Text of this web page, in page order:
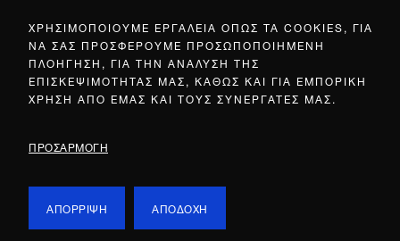
ΧΡΗΣΙΜΟΠΟΙΟΥΜΕ ΕΡΓΑΛΕΙΑ ΟΠΩΣ ΤΑ COOKIES, ΓΙΑ
ΝΑ ΣΑΣ ΠΡΟΣΦΕΡΟΥΜΕ ΠΡΟΣΩΠΟΠΟΙΗΜΕΝΗ
ΠΛΟΗΓΗΣΗ, ΓΙΑ ΤΗΝ ΑΝΑΛΥΣΗ ΤΗΣ
ΕΠΙΣΚΕΨΙΜΟΤΗΤΑΣ ΜΑΣ, ΚΑΘΩΣ ΚΑΙ ΓΙΑ ΕΜΠΟΡΙΚΗ
ΧΡΗΣΗ ΑΠΟ ΕΜΑΣ ΚΑΙ ΤΟΥΣ ΣΥΝΕΡΓΑΤΕΣ ΜΑΣ.
ΠΡΟΣΑΡΜΟΓΗ
ΑΠΟΡΡΙΨΗ ΑΠΟΔΟΧΗ